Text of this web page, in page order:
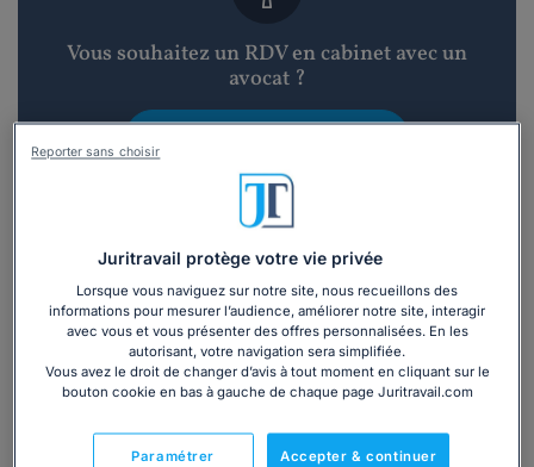
Vous souhaitez un RDV en cabinet avec un
avocat ?
3 devis en 48h
Vous souhaitez une consultation par
téléphone ?
Consulter immédiatement
Juritravail protège votre vie privée
Lorsque vous naviguez sur notre site, nous recueillons des
informations pour mesurer l’audience, améliorer notre site, interagir
avec vous et vous présenter des offres personnalisées. En les
autorisant, votre navigation sera simplifiée.
Vous avez le droit de changer d’avis à tout moment en cliquant sur le
bouton cookie en bas à gauche de chaque page Juritravail.com
Accepter & continuer
Paramétrer
Reporter sans choisir